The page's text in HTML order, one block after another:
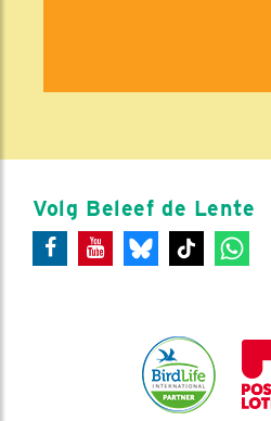
Volg Beleef de Lente